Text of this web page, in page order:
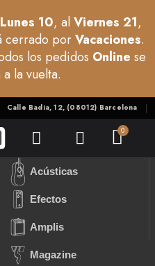
10, alViernes 21,
cerrado porVacaciones.
los pedidos Online se
la vuelta.
Calle Badia, 12, (08012) Barcelona
Acústicas
Efectos
Amplis
Magazine